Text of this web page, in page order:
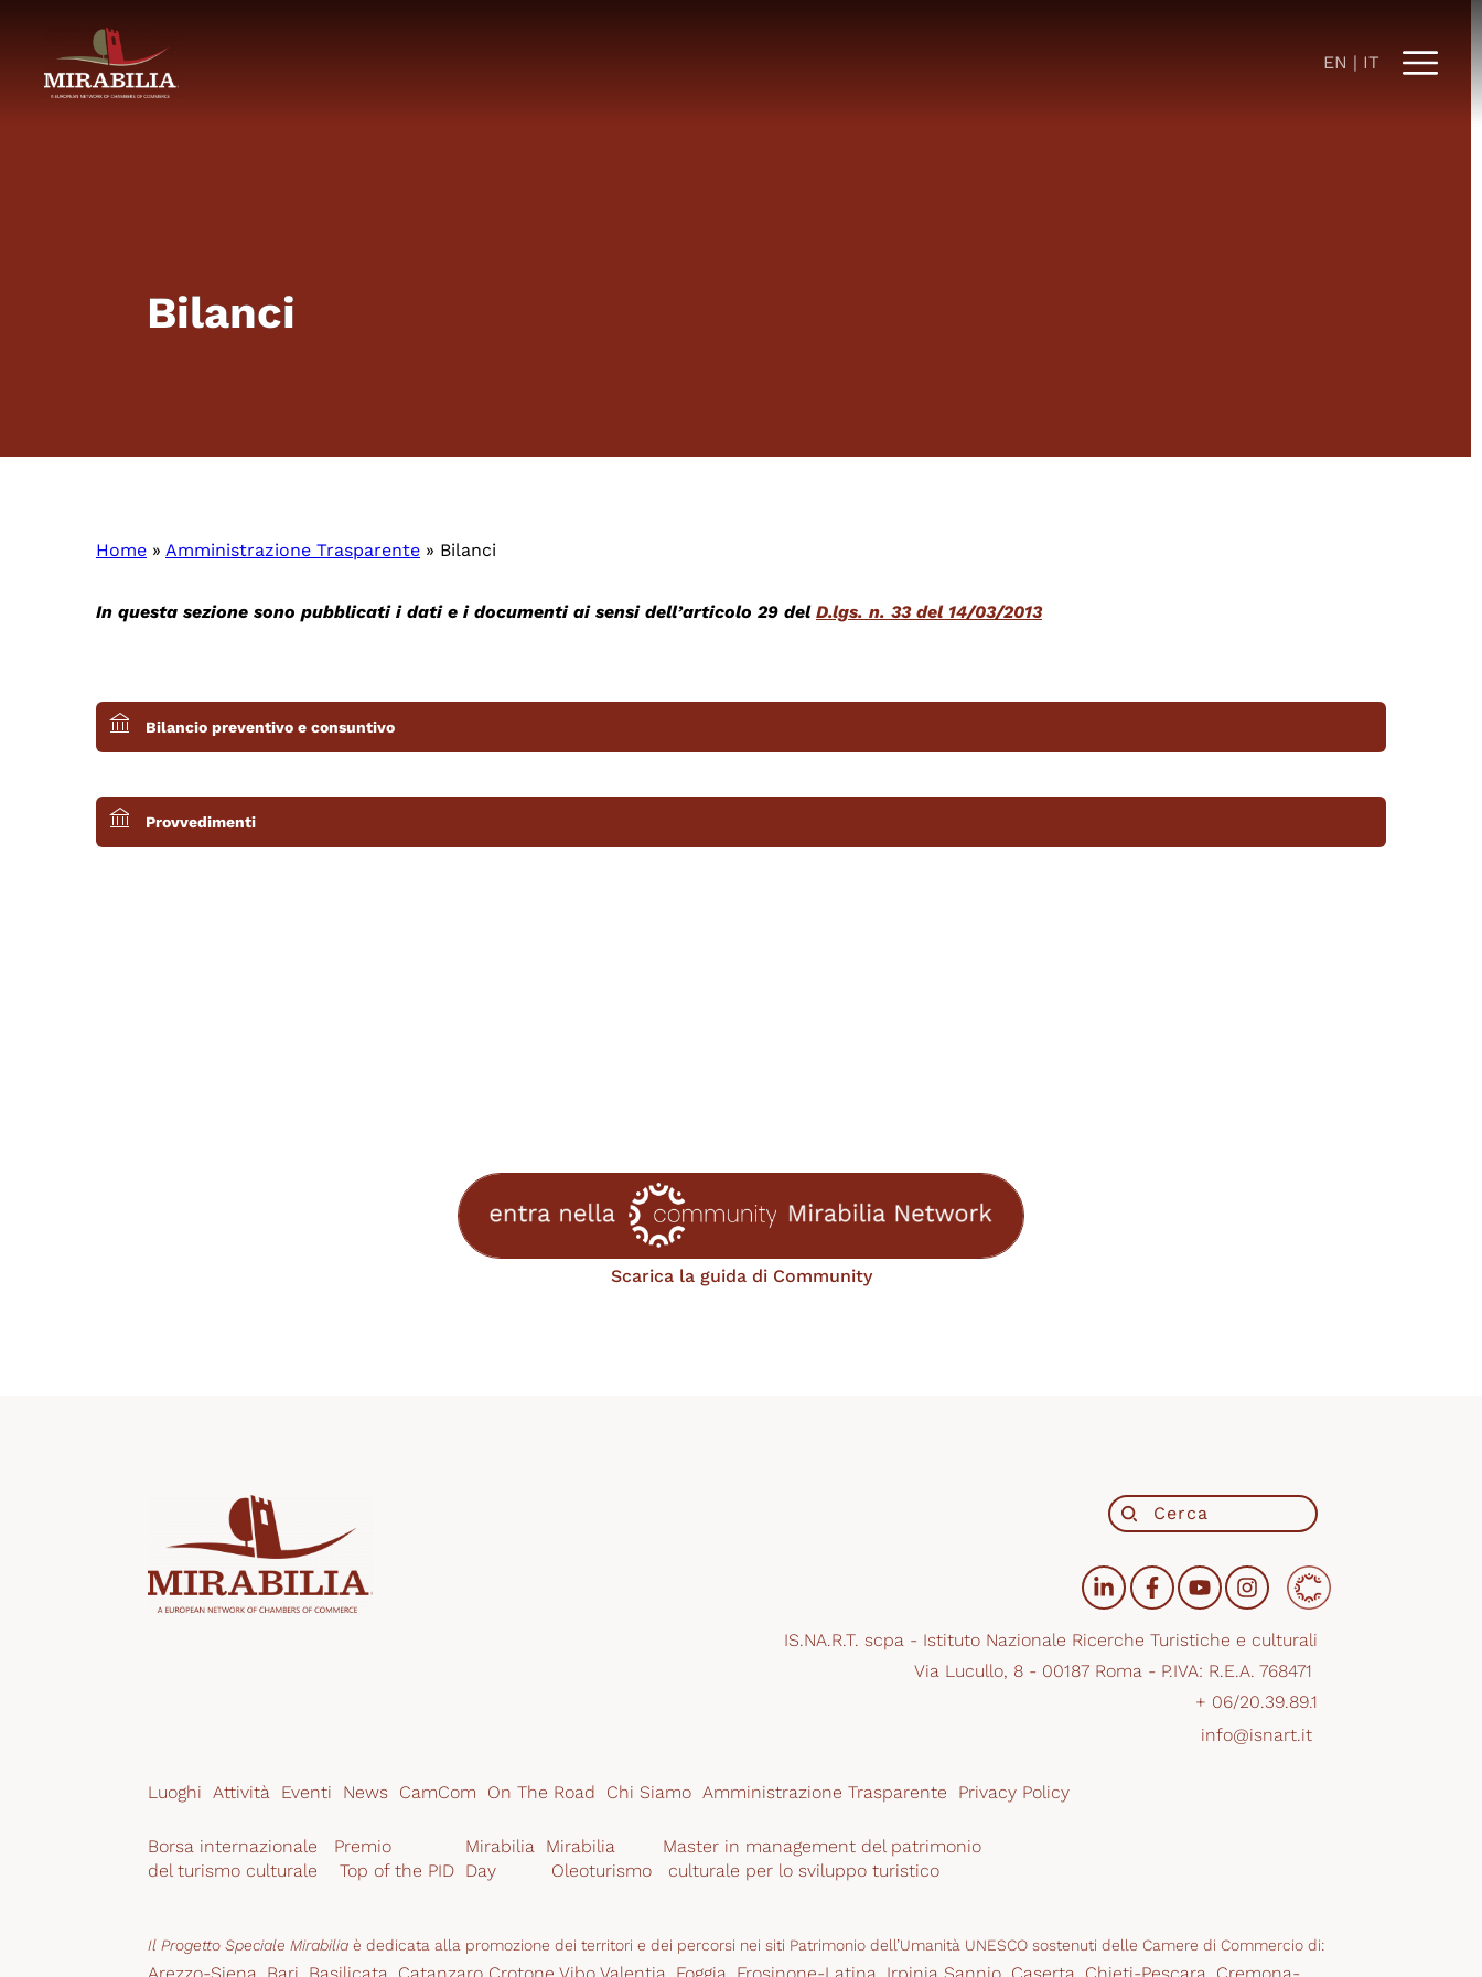
EN IT
Bilanci
Home » Amministrazione Trasparente » Bilanci
In questa sezione sono pubblicati i dati e i documenti ai sensi dell’articolo 29 del D.lgs. n. 33 del 14/03/2013
Bilancio preventivo e consuntivo
Provvedimenti
Scarica la guida di Community
IS.NA.R.T. scpa - Istituto Nazionale Ricerche Turistiche e culturali
Via Lucullo, 8 - 00187 Roma - P.IVA: R.E.A. 768471
+ 06/20.39.89.1
info@isnart.it
Luoghi Attività Eventi News CamCom On The Road Chi Siamo Amministrazione Trasparente Privacy Policy
Borsa internazionale
del turismo culturale
Premio
Top of the PID
Mirabilia
Day
Mirabilia
Oleoturismo
Master in management del patrimonio
culturale per lo sviluppo turistico
Il Progetto Speciale Mirabilia è dedicata alla promozione dei territori e dei percorsi nei siti Patrimonio dell’Umanità UNESCO sostenuti delle Camere di Commercio di: